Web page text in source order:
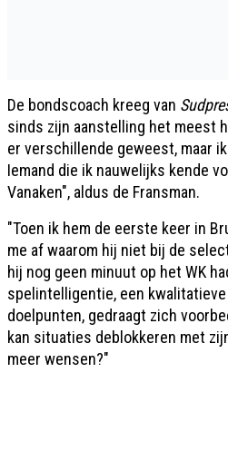
De bondscoach kreeg van
sinds zijn aanstelling het meest
er verschillende geweest, maar
Iemand die ik nauwelijks kende
Vanaken", aldus de Fransman.
"Toen ik hem de eerste keer in
me af waarom hij niet bij de
hij nog geen minuut op het WK
spelintelligentie, een
doelpunten, gedraagt zich
kan situaties deblokkeren met
meer wensen?"